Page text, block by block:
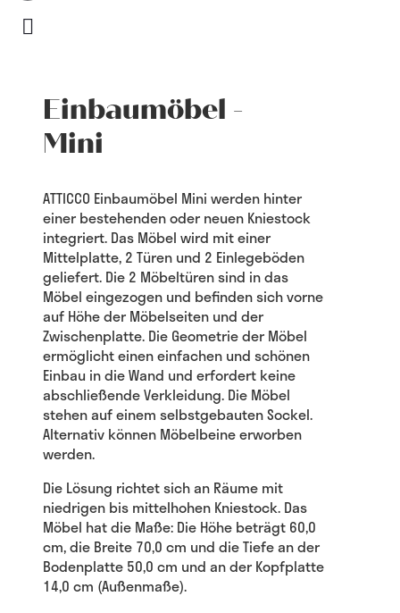
Einbaumöbel -
Mini
ATTICCO Einbaumöbel Mini werden hinter
einer bestehenden oder neuen Kniestock
integriert. Das Möbel wird mit einer
Mittelplatte, 2 Türen und 2 Einlegeböden
geliefert. Die 2 Möbeltüren sind in das
Möbel eingezogen und befinden sich vorne
auf Höhe der Möbelseiten und der
Zwischenplatte. Die Geometrie der Möbel
ermöglicht einen einfachen und schönen
Einbau in die Wand und erfordert keine
abschließende Verkleidung. Die Möbel
stehen auf einem selbstgebauten Sockel.
Alternativ können Möbelbeine erworben
werden.
Die Lösung richtet sich an Räume mit
niedrigen bis mittelhohen Kniestock. Das
Möbel hat die Maße: Die Höhe beträgt 60,0
cm, die Breite 70,0 cm und die Tiefe an der
Bodenplatte 50,0 cm und an der Kopfplatte
14,0 cm (Außenmaße).